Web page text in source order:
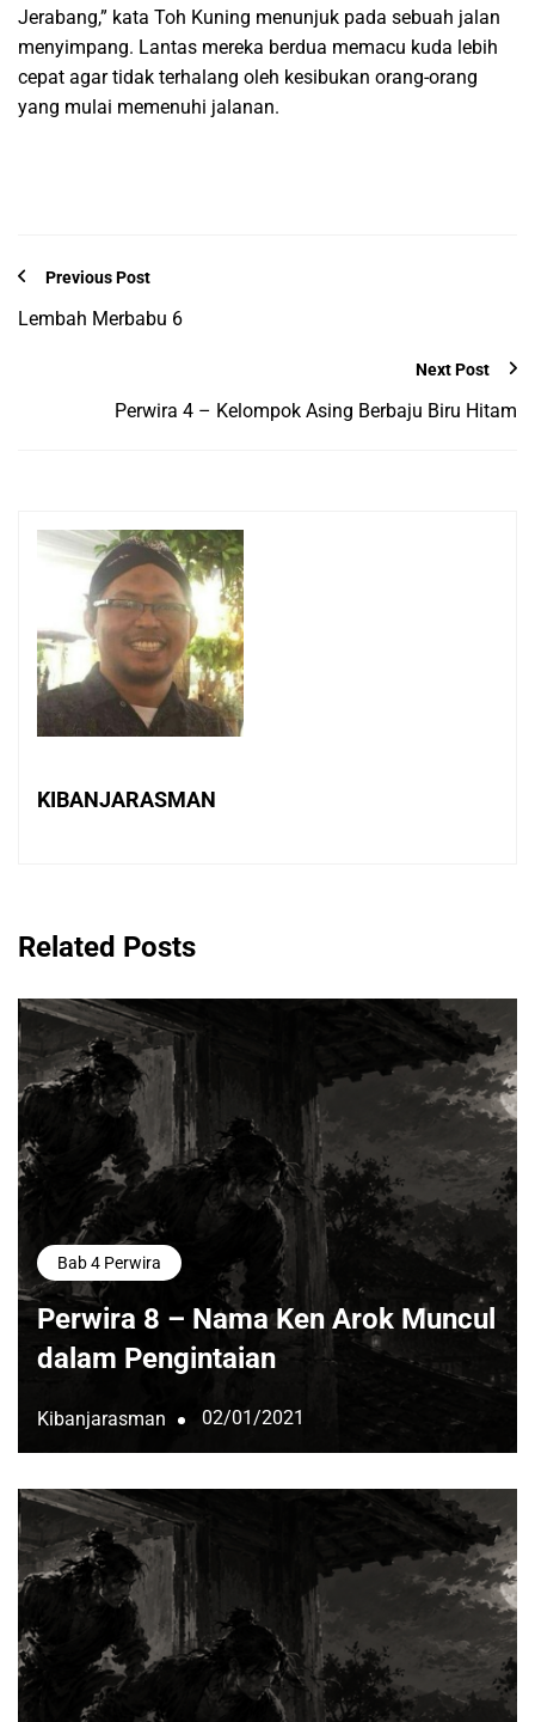
Jerabang,” kata Toh Kuning menunjuk pada sebuah jalan
menyimpang. Lantas mereka berdua memacu kuda lebih
cepat agar tidak terhalang oleh kesibukan orang-orang
yang mulai memenuhi jalanan.
Previous Post
Lembah Merbabu 6
Next Post
Perwira 4 – Kelompok Asing Berbaju Biru Hitam
KIBANJARASMAN
Related Posts
Bab 4 Perwira
Perwira 8 – Nama Ken Arok Muncul
dalam Pengintaian
Kibanjarasman 02/01/2021